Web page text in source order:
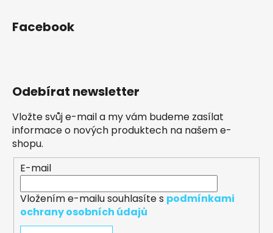
Facebook
Odebírat newsletter
Vložte svůj e-mail a my vám budeme zasílat
informace o nových produktech na našem e-
shopu.
E-mail
Vložením e-mailu souhlasíte s podmínkami
ochrany osobních údajů